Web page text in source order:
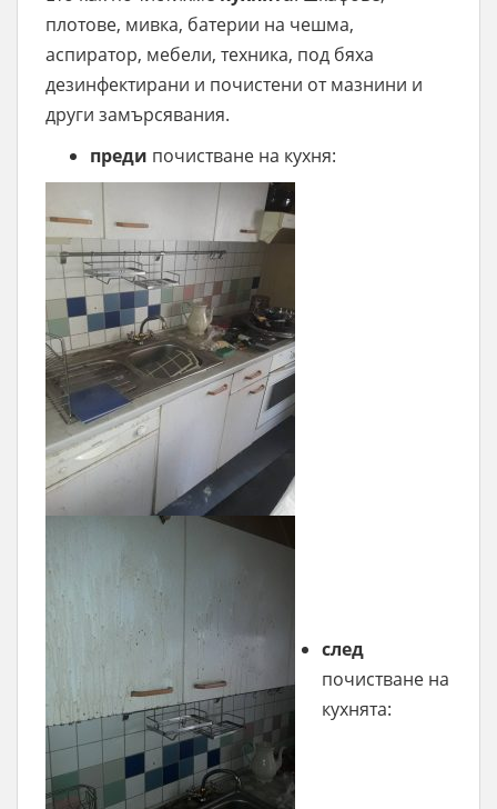
плотове, мивка, батерии на чешма,
аспиратор, мебели, техника, под бяха
дезинфектирани и почистени от мазнини и
други замърсявания.
преди почистване на кухня:
след
почистване на
кухнята: